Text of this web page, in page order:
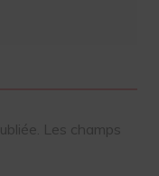
Les champs